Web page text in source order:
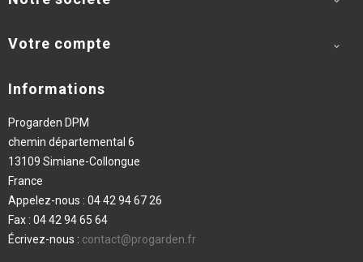
Votre compte 
Informations
Progarden DPM
chemin départemental 6
13109 Simiane-Collongue
France
Appelez-nous : 04 42 94 67 26
Fax : 04 42 94 65 64
Écrivez-nous : contact@progarden.fr